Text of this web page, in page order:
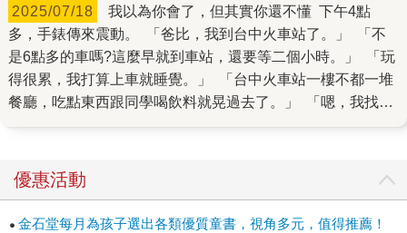
2025/07/18
多，手錶傳來震動。 「爸比，我到台中火車站了。」 「不
是6點多的車嗎?這麼早就到車站，還要等二個小時。」 「玩
得很累，我打算上車就睡覺。」 「台中火車站一樓不都一堆
餐廳，吃點東西跟同學喝飲料就晃過去了。」 「嗯，我找位
起，接通傳來笑聲~ 「爸爸.爸爸.爸爸.好糗喔，我跟同學在領
票機前尖叫。」。我買錯時間了，我買到早上6點了，不是18
點的火車票」 「你能不能用正常的速度再說一次，小聲點，
優惠活動
金石堂每月為孩子選出各類優質童書，視角多元，值得推薦！